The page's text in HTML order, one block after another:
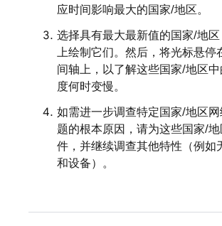
应时间影响最大的国家/地区。
选择具有最大最新值的国家/地
上绘制它们。然后，将光标悬停
间轴上，以了解这些国家/地区
度何时变慢。
如需进一步调查特定国家/地区
题的根本原因，请为这些国家/
件，并继续调查其他特性（例如
和设备）。